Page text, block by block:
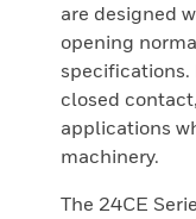
are designed
opening
specifications.
closed
applications
machinery.
The 24CE